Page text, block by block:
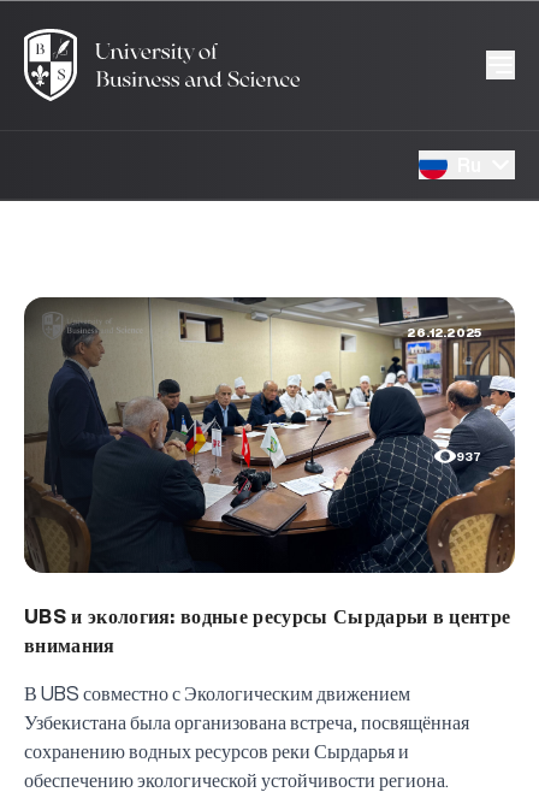
26.12.2025
937
UBS и экология: водные ресурсы Сырдарьи в центре
внимания
В UBS совместно с Экологическим движением
Узбекистана была организована встреча, посвящённая
сохранению водных ресурсов реки Сырдарья и
обеспечению экологической устойчивости региона.